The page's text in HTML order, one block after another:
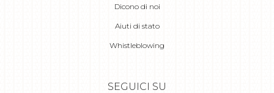
Dicono di noi
Aiuti di stato
Whistleblowing
SEGUICI SU